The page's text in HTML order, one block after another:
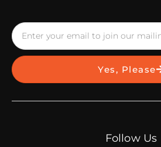
Yes, Please
Follow Us